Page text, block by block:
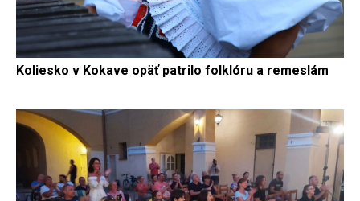
Koliesko v Kokave opäť patrilo folklóru a remeslám